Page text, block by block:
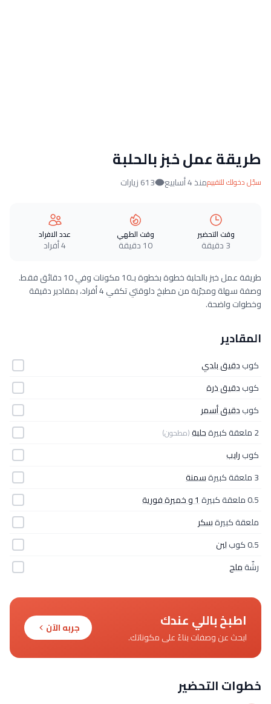
طريقة عمل خبز بالحلبة
سجّل دخولك للتقييممنذ 4 أسابيع 613 زيارات
وقت التحضير
3 دقيقة
وقت الطهي
10 دقيقة
عدد الافراد
4 أفراد
طريقة عمل خبز بالحلبة خطوة بخطوة بـ10 مكونات وفي 10 دقائق فقط.
وصفة سهلة ومجرّبة من مطبخ دلوقتي تكفي 4 أفراد، بمقادير دقيقة
وخطوات واضحة.
المقادير
كوبدقيق بلدي
كوبدقيق ذرة
كوبدقيق أسمر
2 ملعقة كبيرة
حلبة(مطحون)
كوبرايب
3 ملعقة كبيرة
سمنة
0.5 ملعقة كبيرة
1 و خميرة فورية
ملعقة كبيرةسكر
0.5 كوب
لبن
رشّةملح
اطبخ باللي عندك
ابحث عن وصفات بناءً على مكوناتك.
جربه الآن
خطوات التحضير